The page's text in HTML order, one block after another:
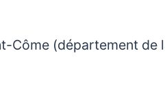
Côme (département de